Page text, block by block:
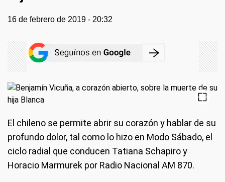
16 de febrero de 2019 - 20:32
El chileno se permite abrir su corazón y hablar de su
profundo dolor, tal como lo hizo en Modo Sábado, el
ciclo radial que conducen Tatiana Schapiro y
Horacio Marmurek por Radio Nacional AM 870.